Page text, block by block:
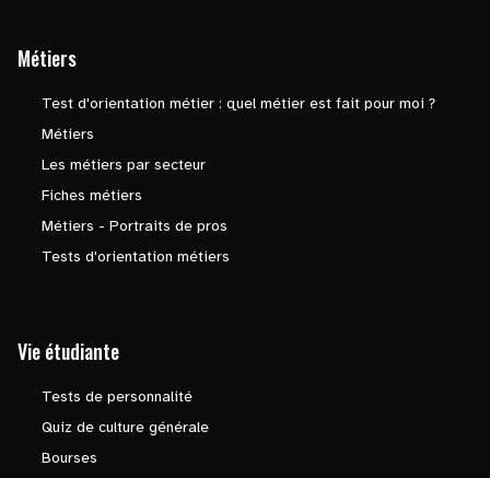
Métiers
Test d'orientation métier : quel métier est fait pour moi ?
Métiers
Les métiers par secteur
Fiches métiers
Métiers - Portraits de pros
Tests d'orientation métiers
Vie étudiante
Tests de personnalité
Quiz de culture générale
Bourses